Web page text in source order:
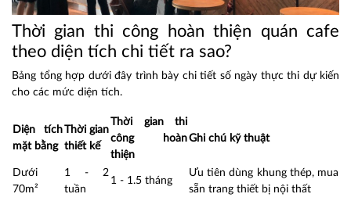
Thời gian thi công hoàn thiện quán cafe
theo diện tích chi tiết ra sao?
Bảng tổng hợp dưới đây trình bày chi tiết số ngày thực thi dự kiến
cho các mức diện tích.
Diện tích
mặt bằng
Thời gian
thiết kế
Thời gian thi
công hoàn
thiện
Ghi chú kỹ thuật
Dưới
70m²
1 - 2
tuần
1 - 1.5 tháng
Ưu tiên dùng khung thép, mua
sẵn trang thiết bị nội thất